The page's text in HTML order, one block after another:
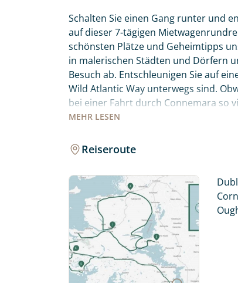
MEHR LESEN
Schalten Sie einen Gang runter und
auf dieser 7-tägigen
schönsten Plätze und Geheimtipps
in malerischen Städten und Dörfern
Besuch ab. Entschleunigen Sie auf
Wild Atlantic Way unterwegs sind.
bei einer Fahrt durch Connemara so
spektakulärsten Routen für Sie
Fahren Sie entlang der
Reiseroute
Individuelle
Herzlichen Dank für Ihre
mit. Wir prüfen die
Traumreise.
Persönliche Daten
Vorname